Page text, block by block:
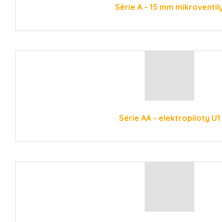
Série A - 15 mm
Série AA - elektropiloty U1